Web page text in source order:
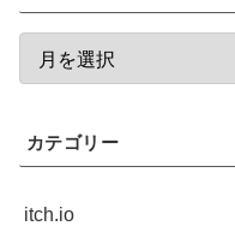
カテゴリー
itch.io